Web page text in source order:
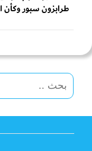
طرابزون سبور وكأن